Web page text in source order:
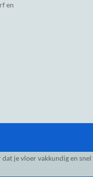
en
je vloer vakkundig en